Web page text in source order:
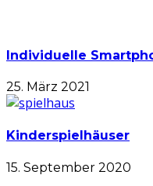
Individuelle
25. März 2021
Kinderspielhäuser
15. September 2020